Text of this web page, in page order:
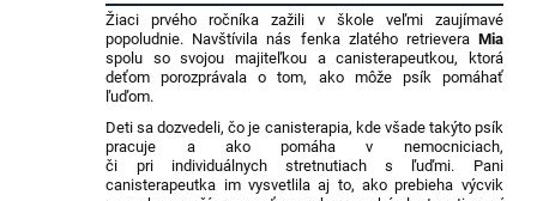
Žiaci prvého ročníka zažili v škole veľmi zaujímavé
popoludnie. Navštívila nás fenka zlatého retrievera Mia
spolu so svojou majiteľkou a canisterapeutkou, ktorá
deťom porozprávala o tom, ako môže psík pomáhať
ľuďom.
Deti sa dozvedeli, čo je canisterapia, kde všade takýto psík
pracuje a ako pomáha v nemocniciach,
či pri individuálnych stretnutiach s ľuďmi. Pani
canisterapeutka im vysvetlila aj to, ako prebieha výcvik